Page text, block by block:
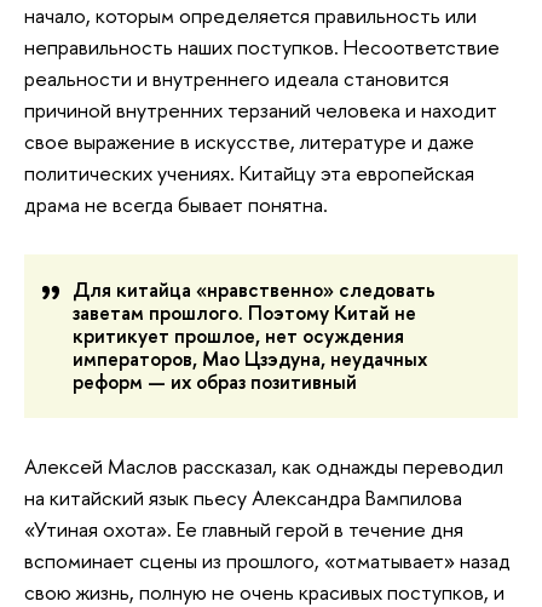
начало, которым определяется правильность или
неправильность наших поступков. Несоответствие
реальности и внутреннего идеала становится
причиной внутренних терзаний человека и находит
свое выражение в искусстве, литературе и даже
политических учениях. Китайцу эта европейская
драма не всегда бывает понятна.
Для китайца «нравственно» следовать
заветам прошлого. Поэтому Китай не
критикует прошлое, нет осуждения
императоров, Мао Цзэдуна, неудачных
реформ — их образ позитивный
Алексей Маслов рассказал, как однажды переводил
на китайский язык пьесу Александра Вампилова
«Утиная охота». Ее главный герой в течение дня
вспоминает сцены из прошлого, «отматывает» назад
свою жизнь, полную не очень красивых поступков, и